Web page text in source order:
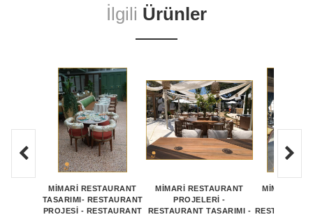
İlgili Ürünler
MİMARİ RESTAURANT
TASARIMI- RESTAURANT
PROJESİ - RESTAURANT
MİMARİ RESTAURANT
PROJELERİ -
RESTAURANT TASARIMI -
MİMARİ